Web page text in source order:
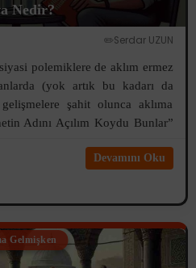
Nedir?
✏️Serdar UZUN
polemiklere de aklım ermez
(yok artık bu kadarı da
şahit olunca aklıma
Adını Açılım Koydu Bunlar”
Devamını Oku
Gelmişken